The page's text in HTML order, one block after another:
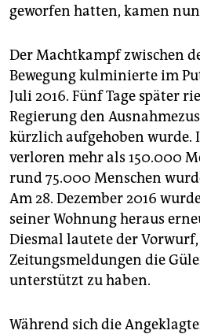
geworfen hatten, kamen
Der Machtkampf zwischen
Bewegung kulminierte im
Juli 2016. Fünf Tage später
Regierung den
kürzlich aufgehoben wurde.
verloren mehr als 150.000
rund 75.000 Menschen
Am 28. Dezember 2016
seiner Wohnung heraus
Diesmal lautete der
Zeitungsmeldungen die
unterstützt zu haben.
Während sich die